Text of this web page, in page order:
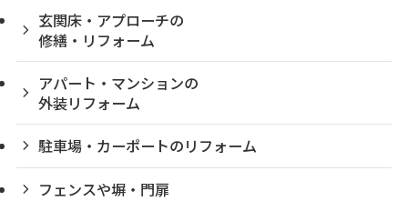
玄関床・アプローチの
修繕・リフォーム
アパート・マンションの
外装リフォーム
駐車場・カーポートのリフォーム
フェンスや塀・門扉